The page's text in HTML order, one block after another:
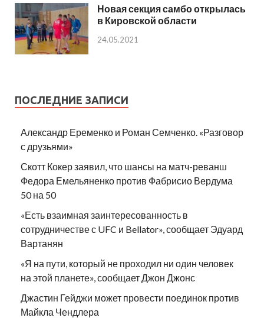
Новая секция самбо открылась
в Кировской области
24.05.2021
ПОСЛЕДНИЕ ЗАПИСИ
Александр Еременко и Роман Семченко. «Разговор
с друзьями»
Скотт Кокер заявил, что шансы на матч-реванш
Федора Емельяненко против Фабрисио Вердума
50 на 50
«Есть взаимная заинтересованность в
сотрудничестве с UFC и Bellator», сообщает Эдуард
Вартанян
«Я на пути, который не проходил ни один человек
на этой планете», сообщает Джон Джонс
Джастин Гейджи может провести поединок против
Майкла Чендлера